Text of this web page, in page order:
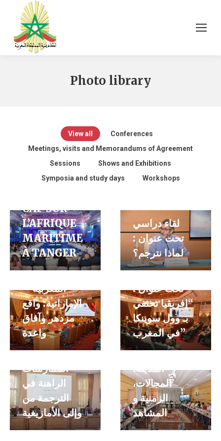
Photo library
View all
Conferences
Meetings, visits and Memorandums of Agreement
Sessions
Shows and Exhibitions
Symposia and study days
Workshops
AFRICA
CAP SUR
L’AFRIQUE
MARITIME
À TANGER
لقاء دراسي
تحت عنوان :
لماذا نترجم؟
“العلاقات
المغربية –
الإماراتية: واقع
مزدهر وآفاق
واعدة
مائدة مستديرة
تحت عنوان :
“إفريقيا تحتفي
بـ وول سوينكا
في المغرب”
يوم دراسي
تحت عنوان :
“الممارسات
الراهنة في
الترجمة من
وإلى الأمازيغية
علمية تحت
عنوان : ”
الامتدادات
الحضرية ̏ حلقة
بعنوان : “قراءة
المدينة،
المجالات،
الزمنية و
المشاهد
اليوم الدراسي
حول الرصيد
سلسلة حلقات